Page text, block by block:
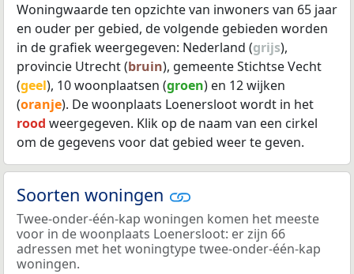
Woningwaarde ten opzichte van inwoners van 65 jaar
en ouder per gebied, de volgende gebieden worden
in de grafiek weergegeven: Nederland (grijs),
provincie Utrecht (bruin), gemeente Stichtse Vecht
(geel), 10 woonplaatsen (groen) en 12 wijken
(oranje). De woonplaats Loenersloot wordt in het
rood weergegeven. Klik op de naam van een cirkel
om de gegevens voor dat gebied weer te geven.
Soorten woningen
Twee-onder-één-kap woningen komen het meeste
voor in de woonplaats Loenersloot: er zijn 66
adressen met het woningtype twee-onder-één-kap
woningen.